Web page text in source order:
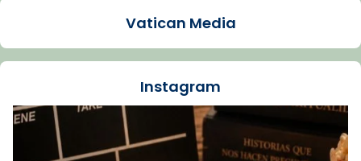
La Carmina va patir depressió. Fa gairebé
dos mesos, a l'Estadi Lluís Companys, la
Recupera l'entrevista comp
Vatican
tican News 👇
Vatican Media
Instagram